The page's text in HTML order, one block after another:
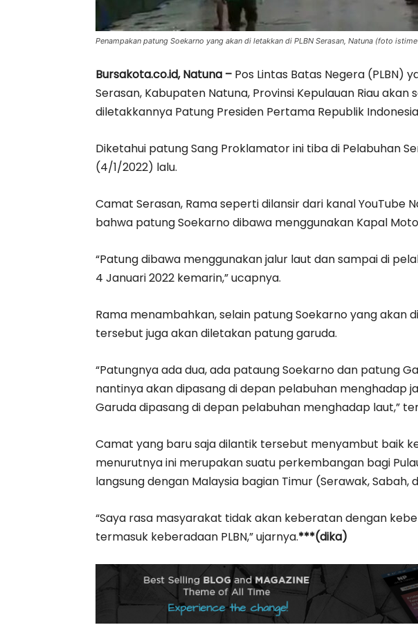
Penampakan patung Soekarno yang akan di letakkan di PLBN Serasan, Natuna (foto
Bursakota.co.id, Natuna – Pos Lintas Batas Negera (PLBN)
Serasan, Kabupaten Natuna, Provinsi Kepulauan Riau
diletakkannya Patung Presiden Pertama Republik
Diketahui patung Sang Proklamator ini tiba di Pelabuhan
(4/1/2022) lalu.
Camat Serasan, Rama seperti dilansir dari kanal YouTube
bahwa patung Soekarno dibawa menggunakan Kapal
“Patung dibawa menggunakan jalur laut dan sampai di
4 Januari 2022 kemarin,” ucapnya.
Rama menambahkan, selain patung Soekarno yang akan
tersebut juga akan diletakan patung garuda.
“Patungnya ada dua, ada pataung Soekarno dan patung
nantinya akan dipasang di depan pelabuhan menghadap
Garuda dipasang di depan pelabuhan menghadap laut,”
Camat yang baru saja dilantik tersebut menyambut baik
menurutnya ini merupakan suatu perkembangan bagi
langsung dengan Malaysia bagian Timur (Serawak, Sabah,
“Saya rasa masyarakat tidak akan keberatan dengan
termasuk keberadaan PLBN,” ujarnya.***(dika)